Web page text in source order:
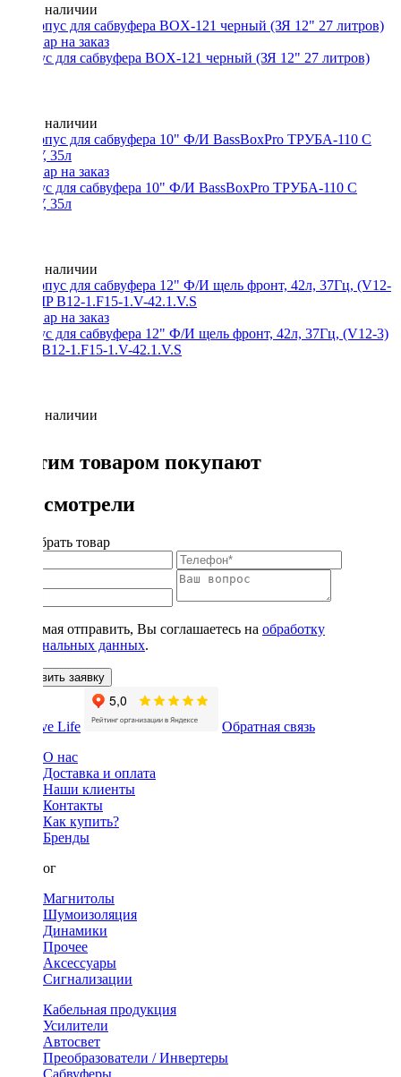
Нет в наличии
Корпус для сабвуфера BOX-121 черный (ЗЯ 12" 27 литров)
Нет в наличии
Корпус для сабвуфера 10" Ф/И BassBoxPro ТРУБА-110 С
БОКУ, 35л
Нет в наличии
Корпус для сабвуфера 12" Ф/И щель фронт, 42л, 37Гц, (V12-3)
AMP B12-1.F15-1.V-42.1.V.S
Нет в наличии
С этим товаром покупают
Вы смотрели
Подобрать товар
Нажимая отправить, Вы соглашаетесь на обработку
персональных данных.
Оставить заявку
Обратная связь
О нас
Доставка и оплата
Наши клиенты
Контакты
Как купить?
Бренды
Каталог
Магнитолы
Шумоизоляция
Динамики
Прочее
Аксессуары
Сигнализации
Кабельная продукция
Усилители
Автосвет
Преобразователи / Инвертеры
Сабвуферы